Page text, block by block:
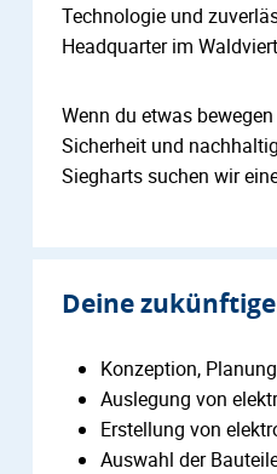
Technologie und
Headquarter im
Wenn du etwas
Sicherheit und
Siegharts suchen wir
Deine
Konzeption,
Auslegung von
Erstellung von
Auswahl der